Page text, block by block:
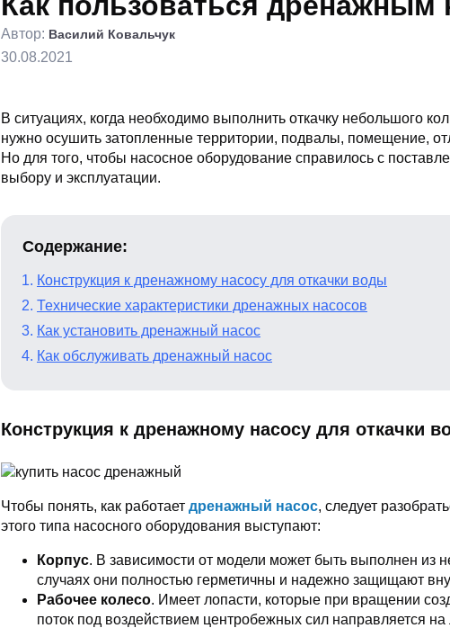
Автор: Василий Ковальчук
30.08.2021
В ситуациях, когда необходимо выполнить откачку небольшого
нужно осушить затопленные территории, подвалы, помещение,
Но для того, чтобы насосное оборудование справилось с
выбору и эксплуатации.
Содержание:
Конструкция к дренажному насосу для откачки воды
Технические характеристики дренажных насосов
Как установить дренажный насос
Как обслуживать дренажный насос
Конструкция к дренажному насосу для откачки
Чтобы понять, как работает дренажный насос, следует
этого типа насосного оборудования выступают:
Корпус. В зависимости от модели может быть выполнен из
случаях они полностью герметичны и надежно защищают
Рабочее колесо. Имеет лопасти, которые при вращении
поток под воздействием центробежных сил направляется